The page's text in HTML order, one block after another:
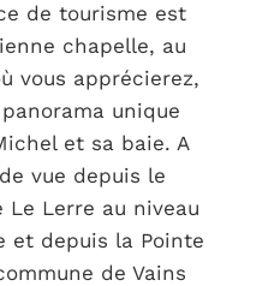
de tourisme est
chapelle, au
vous apprécierez,
unique
et sa baie. A
vue depuis le
Lerre au niveau
et depuis la Pointe
de Vains